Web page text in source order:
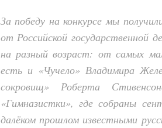
За победу на конкурсе мы
от Российской государственной
на разный возраст: от самых
есть и «Чучело» Владимира
сокровищ» Роберта
«Гимназистки», гдесобраны
далёком прошлом известными